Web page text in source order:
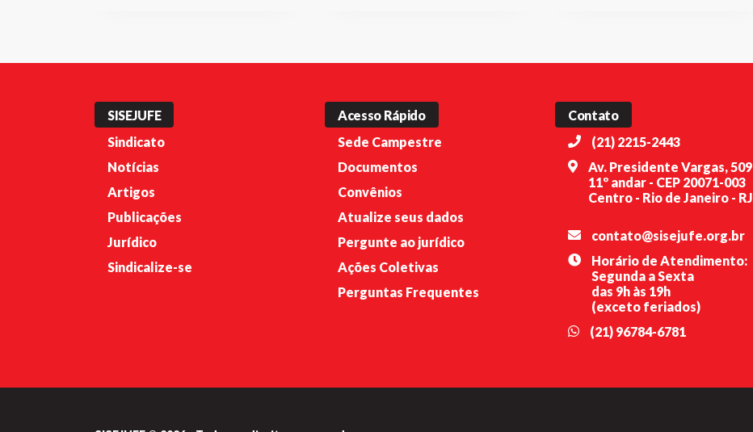
SISEJUFE
Sindicato
Notícias
Artigos
Publicações
Jurídico
Sindicalize-se
Acesso Rápido
Sede Campestre
Documentos
Convênios
Atualize seus dados
Pergunte ao jurídico
Ações Coletivas
Perguntas Frequentes
Contato
(21) 2215-2443
Av. Presidente Vargas, 509
11º andar - CEP 20071-003
Centro - Rio de Janeiro - RJ
contato@sisejufe.org.br
Horário de Atendimento:
Segunda a Sexta
das 9h às 19h
(exceto feriados)
(21) 96784-6781